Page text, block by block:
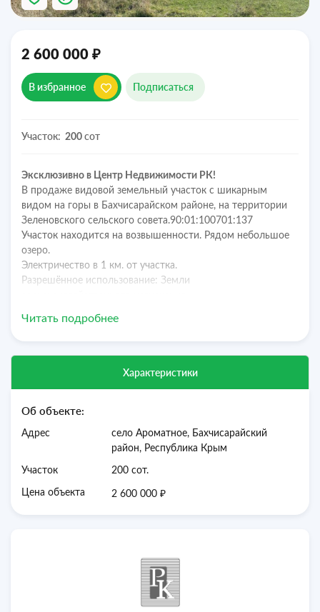
2 600 000 ₽
В избранное Подписаться
Участок: 200 сот
Эксклюзивно в Центр Недвижимости РК!
В продаже видовой земельный участок с шикарным
видом на горы в Бахчисарайском районе, на территории
Зеленовского сельского совета.90:01:100701:137
Участок находится на возвышенности. Рядом небольшое
озеро.
Электричество в 1 км. от участка.
Разрешённое использование: Земли
Кадастровый номер:
Подходит для наличного расчета.
Документы проверены юристом и готовы к сделке!
Профессиональное сопровождение до получения права
Читать подробнее
Характеристики
Об объекте:
Адрес
село Ароматное, Бахчисарайский
район, Республика Крым
Участок 200 сот.
Цена объекта 2 600 000 ₽